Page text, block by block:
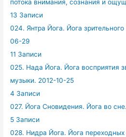
потока внимания, сознания и
13 Записи
024. Янтра Йога. Йога
06-29
11 Записи
025. Нада Йога. Йога восприятия
музыки. 2012-10-25
4 Записи
027. Йога Сновидения. Йога во
5 Записи
028. Нидра Йога. Йога переходных